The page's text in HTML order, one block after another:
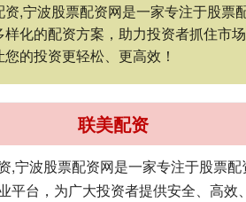
资,宁波股票配资网是一家专注于股票
样化的配资方案，助力投资者抓住市
您的投资更轻松、更高效！
联美配资
,宁波股票配资网是一家专注于股票配
平台，为广大投资者提供安全、高效